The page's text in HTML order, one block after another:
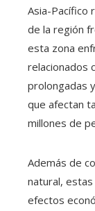
Asia-Pacífico
de la región
esta zona
relacionados
prolongadas
que afectan
millones de
Además de
natural,
efectos